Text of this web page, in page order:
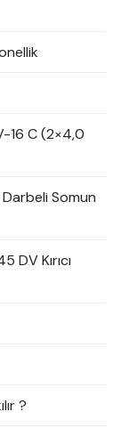
16 C (2×4,0
Somun
Kırıcı
?